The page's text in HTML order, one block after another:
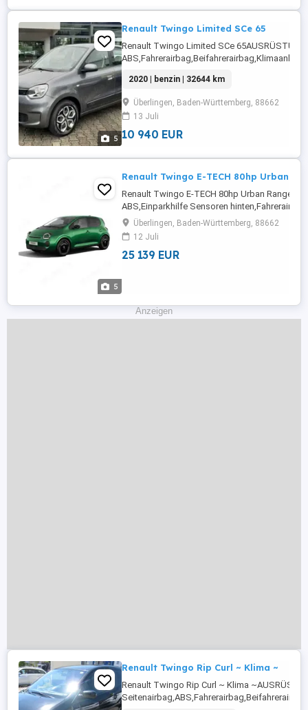
5
Renault Twingo Limited SCe 65
Renault Twingo Limited SCe 65AUSRÜSTUNG:
Fensterheber,LED-
...
2020 | benzin | 32644 km
Überlingen, Baden-Württemberg, 88662
13 Juli
10 940 EUR
5
Renault Twingo E-TECH 80hp Urban
Renault Twingo E-TECH 80hp Urban
ABS,Einparkhilfe Sensoren
Radio,LED-Scheinwerfer,Elektrische
...
Überlingen, Baden-Württemberg, 88662
12 Juli
25 139 EUR
Anzeigen
Renault Twingo Rip Curl ~ Klima ~
Renault Twingo Rip Curl ~ Klima